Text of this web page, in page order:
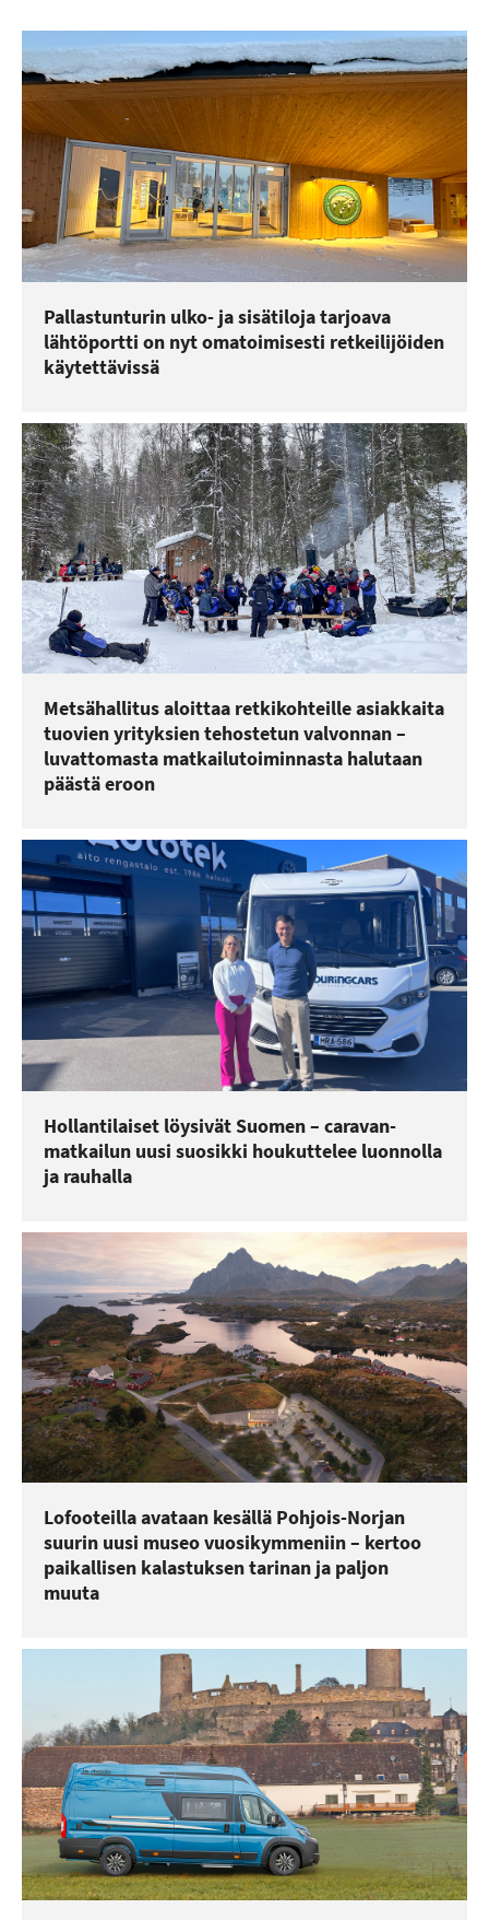
Pallastunturin ulko- ja sisätiloja tarjoava
lähtöportti on nyt omatoimisesti retkeilijöiden
käytettävissä
Metsähallitus aloittaa retkikohteille asiakkaita
tuovien yrityksien tehostetun valvonnan –
luvattomasta matkailutoiminnasta halutaan
päästä eroon
Hollantilaiset löysivät Suomen – caravan-
matkailun uusi suosikki houkuttelee luonnolla
ja rauhalla
Lofooteilla avataan kesällä Pohjois-Norjan
suurin uusi museo vuosikymmeniin – kertoo
paikallisen kalastuksen tarinan ja paljon
muuta